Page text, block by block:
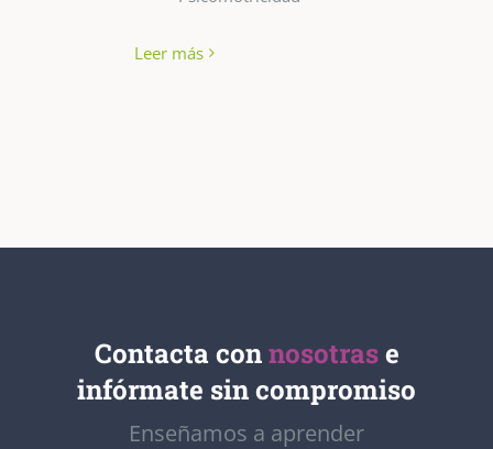
Leer más
Contacta connosotras e
infórmate sin compromiso
Enseñamos a aprender